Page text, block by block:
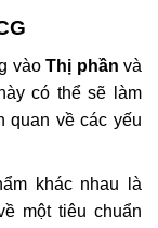
vàoThị phần và
có thể sẽ làm
quan về các yếu
khác nhau là
một tiêu chuẩn